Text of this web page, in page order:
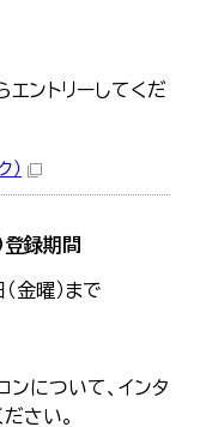
ントリーしてくだ
）
登録期間
金曜）まで
について、インタ
さい。